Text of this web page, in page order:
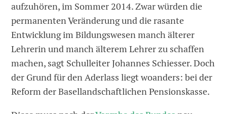
aufzuhören, im Sommer 2014. Zwar würden die
permanenten Veränderung und die rasante
Entwicklung im Bildungswesen manch älterer
Lehrerin und manch älterem Lehrer zu schaffen
machen, sagt Schulleiter Johannes Schiesser. Doch
der Grund für den Aderlass liegt woanders: bei der
Reform der Basellandschaftlichen Pensionskasse.